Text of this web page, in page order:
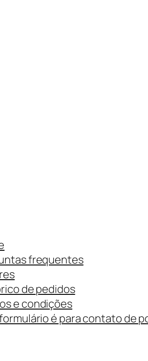
frequentes
de pedidos
e condições
é para contato de